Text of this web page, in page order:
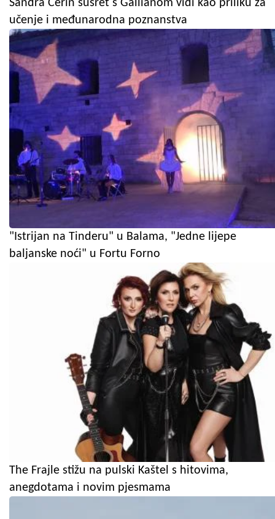
Sandra Cerin susret s Gallianom vidi kao priliku za
učenje i međunarodna poznanstva
"Istrijan na Tinderu" u Balama, "Jedne lijepe
baljanske noći" u Fortu Forno
The Frajle stižu na pulski Kaštel s hitovima,
anegdotama i novim pjesmama